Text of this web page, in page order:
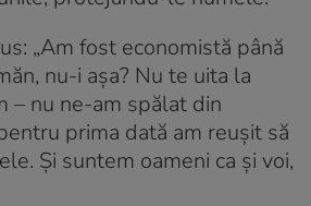
„Am fost economistă până
nu-i așa? Nu te uita la
– nu ne-am spălat din
prima dată am reușit să
Și suntem oameni ca și voi,